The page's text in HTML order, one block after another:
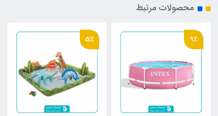
محصولات مرتبط
9٪ 5٪